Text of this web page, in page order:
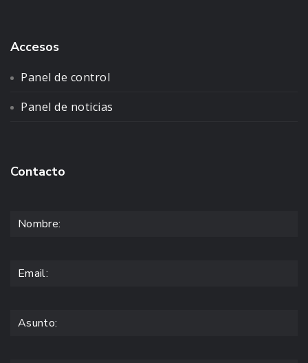
Accesos
Panel de control
Panel de noticias
Contacto